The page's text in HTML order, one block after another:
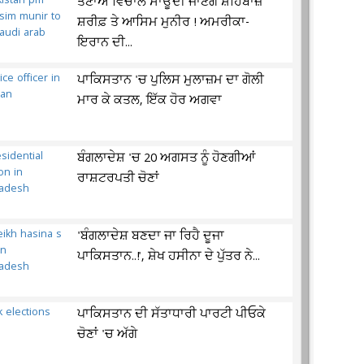
ਸ਼ਰੀਫ਼ ਤੇ ਆਸਿਮ ਮੁਨੀਰ ! ਅਮਰੀਕਾ-
ਇਰਾਨ ਦੀ...
ਪਾਕਿਸਤਾਨ 'ਚ ਪੁਲਿਸ ਮੁਲਾਜ਼ਮ ਦਾ ਗੋਲੀ
ਮਾਰ ਕੇ ਕਤਲ, ਇੱਕ ਹੋਰ ਅਗਵਾ
ਬੰਗਲਾਦੇਸ਼ 'ਚ 20 ਅਗਸਤ ਨੂੰ ਹੋਣਗੀਆਂ
ਰਾਸ਼ਟਰਪਤੀ ਚੋਣਾਂ
'ਬੰਗਲਾਦੇਸ਼ ਬਣਦਾ ਜਾ ਰਿਹੈ ਦੂਜਾ
ਪਾਕਿਸਤਾਨ..!', ਸ਼ੇਖ ਹਸੀਨਾ ਦੇ ਪੁੱਤਰ ਨੇ...
ਪਾਕਿਸਤਾਨ ਦੀ ਸੱਤਾਧਾਰੀ ਪਾਰਟੀ ਪੀਓਕੇ
ਚੋਣਾਂ 'ਚ ਅੱਗੇ